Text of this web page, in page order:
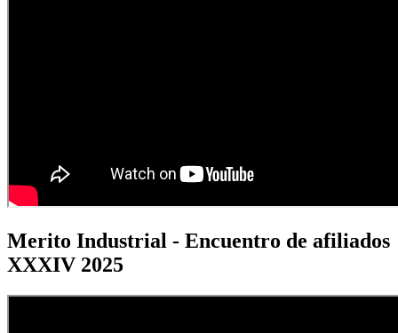
Merito Industrial - Encuentro de afiliados
XXXIV 2025